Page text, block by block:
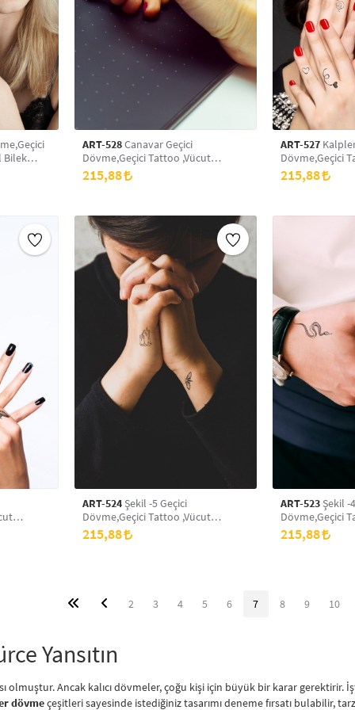
Bilek
Dövme
ART-528Canavar Geçici
Dövme,Geçici Tattoo ,Vücut
Dövme,Kol Bilek Dövme,Boyun
Dövme,Sırt Dövme
215,88
ART-527
Dövme,Geçici
Dövme,Kol
Dövme,Sırt
215,88
ART-524 Şekil -5 Geçici
Dövme,Geçici Tattoo ,Vücut
Dövme,Kol Bilek Dövme,Boyun
Dövme,Sırt Dövme
215,88
ART-523 Şekil -
Dövme,Geçici
Dövme,Kol
Dövme,Sırt
215,88
2 3 4 5 6 7 8 9 10
Yansıtın
olmuştur. Ancak kalıcı dövmeler, çoğu kişi için büyük bir karar gerektirir.
dövmeçeşitleri sayesinde istediğiniz tasarımı deneme fırsatı bulabilir,